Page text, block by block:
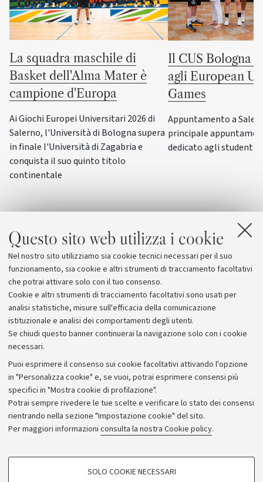
Questo sito web utilizza i cookie
Nel nostro sito utilizziamo sia cookie tecnici necessari per il suo
funzionamento, sia cookie e altri strumenti di tracciamento facoltativi
che potrai attivare solo con il tuo consenso.
Cookie e altri strumenti di tracciamento facoltativi sono usati per
analisi statistiche, misure sull'efficacia della comunicazione
istituzionale e analisi dei comportamenti degli utenti.
Se chiudi questo banner continuerai la navigazione solo con i cookie
necessari.
Puoi esprimere il consenso sui cookie facoltativi attivando l'opzione
in "Personalizza cookie" e, se vuoi, potrai esprimere consensi più
specifici in "Mostra cookie di profilazione".
Potrai sempre rivedere le tue scelte e verificare lo stato dei consensi
rientrando nella sezione "Impostazione cookie" del sito.
Per maggiori informazioni consulta la nostra Cookie policy.
COOKIE DI PROFILAZIONE - FACOLTATIVI
SOLO COOKIE NECESSARI
La squadra maschile di
Basket dell'Alma Mater è
campione d'Europa
Ai Giochi Europei Universitari 2026 di
Salerno, l'Università di Bologna supera
in finale l'Università di Zagabria e
conquista il suo quinto titolo
continentale
Il CUS Bologna
agli European
Games
Appuntamento a
principale
dedicato agli
Archivio
Comunicati stampa
Redazione
Rassegna stampa